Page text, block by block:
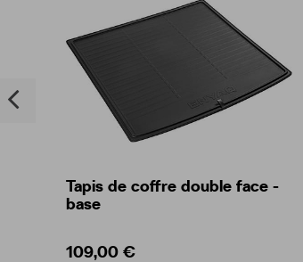
Tapis de coffre double face -
base
109,00 €